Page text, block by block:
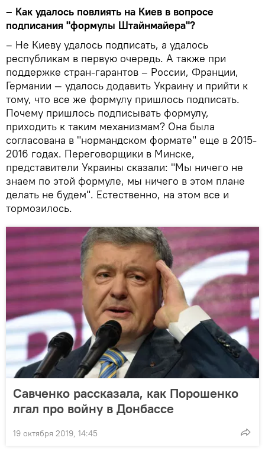
– Как удалось повлиять на Киев в вопросе
подписания "формулы Штайнмайера"?
– Не Киеву удалось подписать, а удалось
республикам в первую очередь. А также при
поддержке стран-гарантов – России, Франции,
Германии — удалось додавить Украину и прийти к
тому, что все же формулу пришлось подписать.
Почему пришлось подписывать формулу,
приходить к таким механизмам? Она была
согласована в "нормандском формате" еще в 2015-
2016 годах. Переговорщики в Минске,
представители Украины сказали: "Мы ничего не
знаем по этой формуле, мы ничего в этом плане
делать не будем". Естественно, на этом все и
тормозилось.
Савченко рассказала, как Порошенко
лгал про войну в Донбассе
19 октября 2019, 14:45